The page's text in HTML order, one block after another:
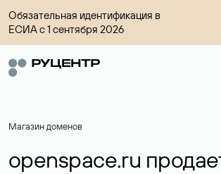
Обязательная идентификация в
ЕСИА с 1 сентября 2026
Магазин доменов
openspace.ru